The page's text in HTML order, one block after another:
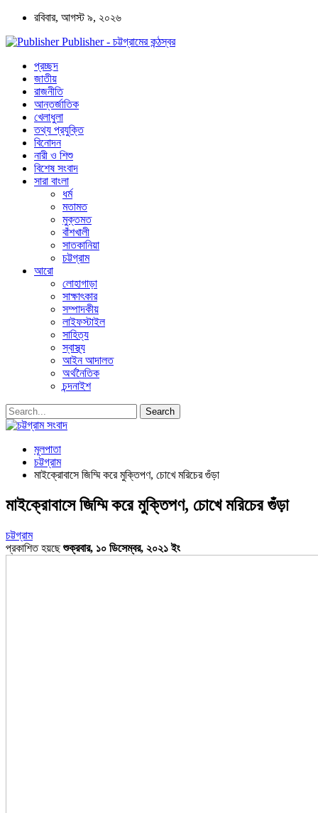
রবিবার, আগস্ট ৯, ২০২৬
Publisher - চট্টগ্রামের কন্ঠস্বর
প্রচ্ছদ
জাতীয়
রাজনীতি
আন্তর্জাতিক
খেলাধুলা
তথ্য প্রযুক্তি
বিনোদন
নারী ও শিশু
বিশেষ সংবাদ
সারা বাংলা
ধর্ম
মতামত
মুক্তমত
বাঁশখালী
সাতকানিয়া
চট্টগ্রাম
আরো
লোহাগাড়া
সাক্ষাৎকার
সম্পাদকীয়
লাইফস্টাইল
সাহিত্য
স্বাস্থ্য
আইন আদালত
অর্থনৈতিক
চন্দনাইশ
মূলপাতা
চট্টগ্রাম
মাইক্রোবাসে জিম্মি করে মুক্তিপণ, চোখে মরিচের গুঁড়া
মাইক্রোবাসে জিম্মি করে মুক্তিপণ, চোখে মরিচের গুঁড়া
চট্টগ্রাম
প্রকাশিত হয়ছেশুক্রবার, ১০ ডিসেম্বর, ২০২১ ইং